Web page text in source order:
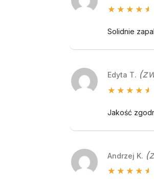
Oceniono
na 5
Solidnie
Oceniono
na 5
Edyta T.
Jakość
Oceniono
Andrzej K.